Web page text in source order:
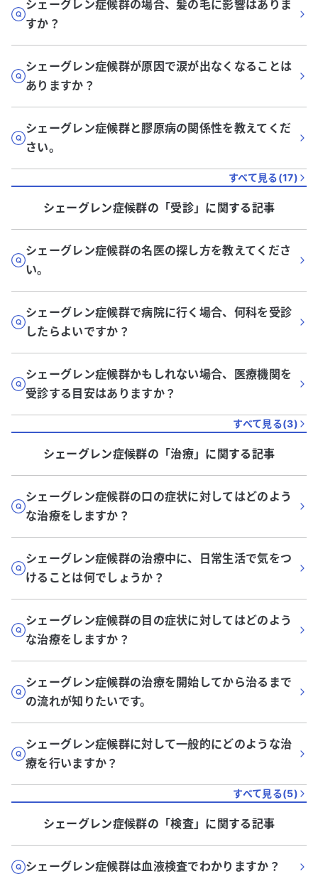
シェーグレン症候群の場合、髪の毛に影響はありま
すか？
シェーグレン症候群が原因で涙が出なくなることは
ありますか？
シェーグレン症候群と膠原病の関係性を教えてくだ
さい。
すべて見る(17)
シェーグレン症候群の「受診」に関する記事
シェーグレン症候群の名医の探し方を教えてくださ
い。
シェーグレン症候群で病院に行く場合、何科を受診
したらよいですか？
シェーグレン症候群かもしれない場合、医療機関を
受診する目安はありますか？
すべて見る(3)
シェーグレン症候群の「治療」に関する記事
シェーグレン症候群の口の症状に対してはどのよう
な治療をしますか？
シェーグレン症候群の治療中に、日常生活で気をつ
けることは何でしょうか？
シェーグレン症候群の目の症状に対してはどのよう
な治療をしますか？
シェーグレン症候群の治療を開始してから治るまで
の流れが知りたいです。
シェーグレン症候群に対して一般的にどのような治
療を行いますか？
すべて見る(5)
シェーグレン症候群の「検査」に関する記事
シェーグレン症候群は血液検査でわかりますか？